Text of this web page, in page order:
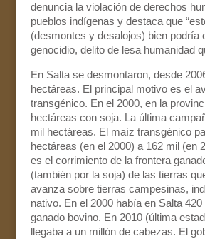
denuncia la violación de derechos
pueblos indígenas y destaca que
(desmontes y desalojos) bien podría
genocidio, delito de lesa humanidad
En Salta se desmontaron, desde
hectáreas. El principal motivo es el
transgénico. En el 2000, en la
hectáreas con soja. La última
mil hectáreas. El maíz transgénico
hectáreas (en el 2000) a 162 mil (en
es el corrimiento de la frontera
(también por la soja) de las tierras
avanza sobre tierras campesinas,
nativo. En el 2000 había en Salta
ganado bovino. En 2010 (última
llegaba a un millón de cabezas. El